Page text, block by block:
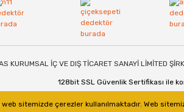
sitemizde çerezler kullanılmaktadır. Web
İÇ VE DIŞ TİCARET SANAYİ LİMİTED
128bit SSL Güvenlik Sertifikası ile